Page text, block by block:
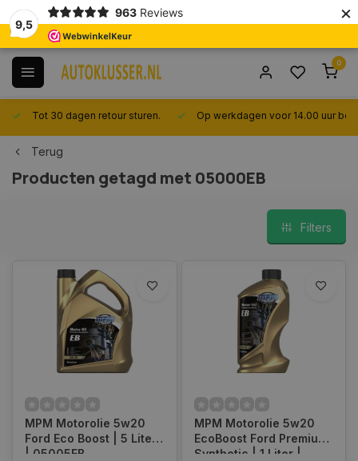
9,5
963 Reviews ×
0
Tot 30 dagen retour sturen. Op werkdagen voor 14.00 uur
Terug
Producten getagd met 05000EB
Filters
MPM Motorolie 5w20
Ford Eco Boost | 5 Liter
| 05005EB
MPM Motorolie 5w20
EcoBoost Ford Premium
Synthetic | 1 Liter |